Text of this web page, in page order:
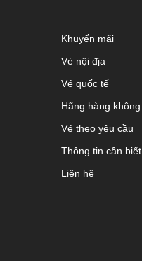
Khuyến mãi
Vé nội địa
Vé quốc tế
Hãng hàng không
Vé theo yêu cầu
Thông tin cần biết
Liên hệ